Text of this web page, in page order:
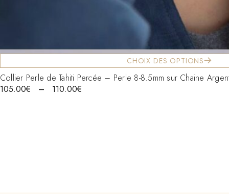
CHOIX DES OPTIONS
Collier Perle de Tahiti Percée – Perle 8-8.5mm sur Chaine
105.00€ – 110.00€